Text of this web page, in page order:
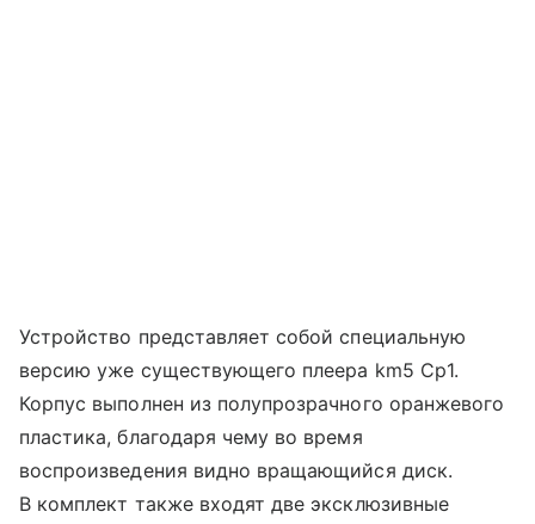
Устройство представляет собой специальную
версию уже существующего плеера km5 Cp1.
Корпус выполнен из полупрозрачного оранжевого
пластика, благодаря чему во время
воспроизведения видно вращающийся диск.
В комплект также входят две эксклюзивные